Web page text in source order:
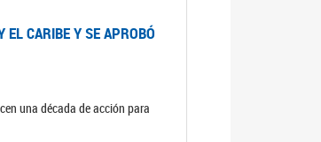
EL CARIBE Y SE APROBÓ
una década de acción para